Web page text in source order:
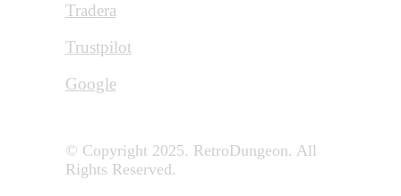
Tradera
Trustpilot
Google
© Copyright 2025. RetroDungeon. All
Rights Reserved.